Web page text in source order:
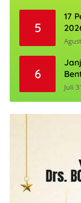
5
17
6
Juli